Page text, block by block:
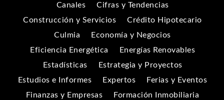
Canales
Cifras y Tendencias
Construcción y Servicios
Crédito Hipotecario
Culmia
Economía y Negocios
Eficiencia Energética
Energías Renovables
Estadísticas
Estrategia y Proyectos
Estudios e Informes
Expertos
Ferias y Eventos
Finanzas y Empresas
Formación Inmobiliaria